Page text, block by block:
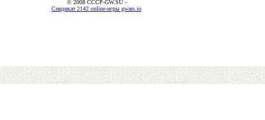
© 2008 CCCP-GW.SU -
Синдикат 2142 online-игры gwars.io